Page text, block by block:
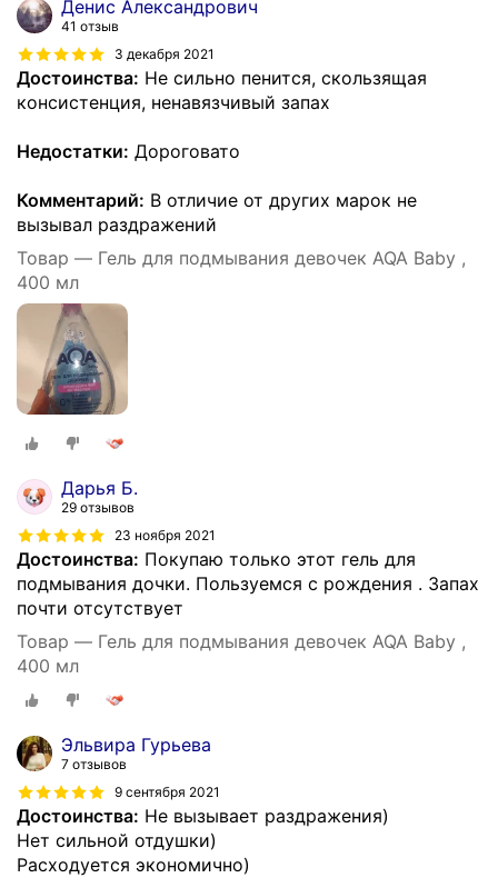
Денис Александрович
41 отзыв
3 декабря 2021
Достоинства: Не сильно пенится, скользящая
консистенция, ненавязчивый запах
Недостатки: Дороговато
Комментарий: В отличие от других марок не
вызывал раздражений
Товар — Гель для подмывания девочек AQA Baby ,
400 мл
Дарья Б.
29 отзывов
23 ноября 2021
Достоинства: Покупаю только этот гель для
подмывания дочки. Пользуемся с рождения . Запах
почти отсутствует
Товар — Гель для подмывания девочек AQA Baby ,
400 мл
Эльвира Гурьева
7 отзывов
9 сентября 2021
Достоинства: Не вызывает раздражения)
Нет сильной отдушки)
Расходуется экономично)